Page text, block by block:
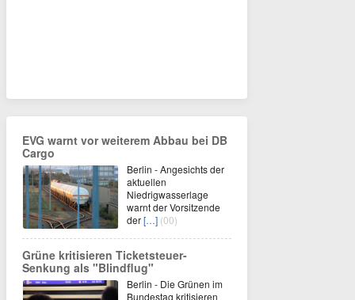
EVG warnt vor weiterem Abbau bei DB
Cargo
Berlin - Angesichts der
aktuellen
Niedrigwasserlage
warnt der Vorsitzende
der[…] (00)
Grüne kritisieren Ticketsteuer-
Senkung als "Blindflug"
Berlin - Die Grünen im
Bundestag kritisieren